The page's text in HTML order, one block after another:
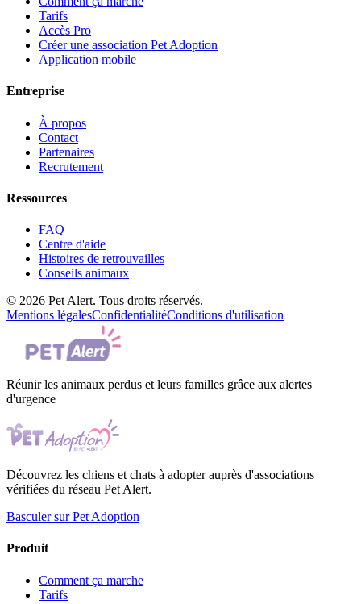
Tarifs
Accès Pro
Créer une association Pet Adoption
Application mobile
Entreprise
À propos
Contact
Partenaires
Recrutement
Ressources
FAQ
Centre d'aide
Histoires de retrouvailles
Conseils animaux
© 2026 Pet Alert. Tous droits réservés.
Mentions légalesConfidentialitéConditions d'utilisation
Réunir les animaux perdus et leurs familles grâce aux alertes
d'urgence
Découvrez les chiens et chats à adopter auprès d'associations
vérifiées du réseau Pet Alert.
Basculer sur Pet Adoption
Produit
Comment ça marche
Tarifs